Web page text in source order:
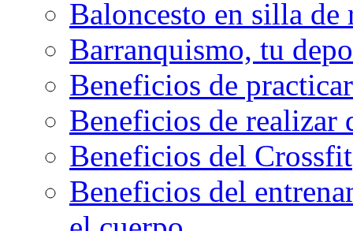
Baloncesto en silla de
Barranquismo, tu
Beneficios de
Beneficios de realizar
Beneficios del Crossfit
Beneficios del